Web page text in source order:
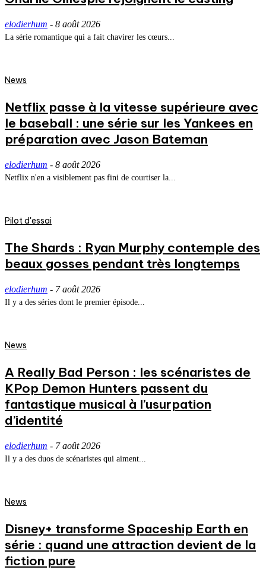
elodierhum - 8 août 2026
La série romantique qui a fait chavirer les cœurs...
News
Netflix passe à la vitesse supérieure avec
le baseball : une série sur les Yankees en
préparation avec Jason Bateman
elodierhum - 8 août 2026
Netflix n'en a visiblement pas fini de courtiser la...
Pilot d'essai
The Shards : Ryan Murphy contemple des
beaux gosses pendant très longtemps
elodierhum - 7 août 2026
Il y a des séries dont le premier épisode...
News
A Really Bad Person : les scénaristes de
KPop Demon Hunters passent du
fantastique musical à l’usurpation
d’identité
elodierhum - 7 août 2026
Il y a des duos de scénaristes qui aiment...
News
Disney+ transforme Spaceship Earth en
série : quand une attraction devient de la
fiction pure